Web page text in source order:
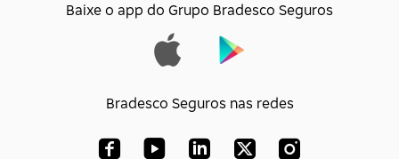
Baixe o app do Grupo Bradesco Seguros
Bradesco Seguros nas redes